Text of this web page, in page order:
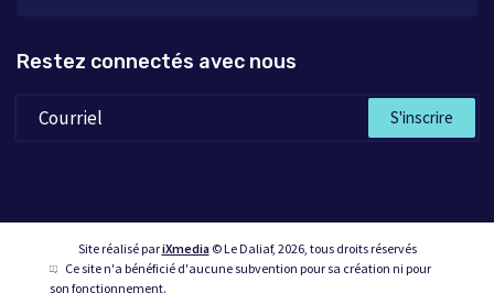
Restez connectés avec nous
S'inscrire
Site réalisé pariXmedia© Le Daliaf, 2026, tous droits réservés
Ce site n'a bénéficié d'aucune subvention pour sa création ni pour
son fonctionnement.